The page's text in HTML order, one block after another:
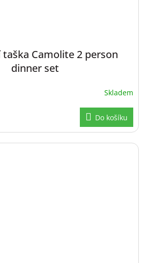
taška Camolite 2 person
dinner set
Skladem
Do košíku